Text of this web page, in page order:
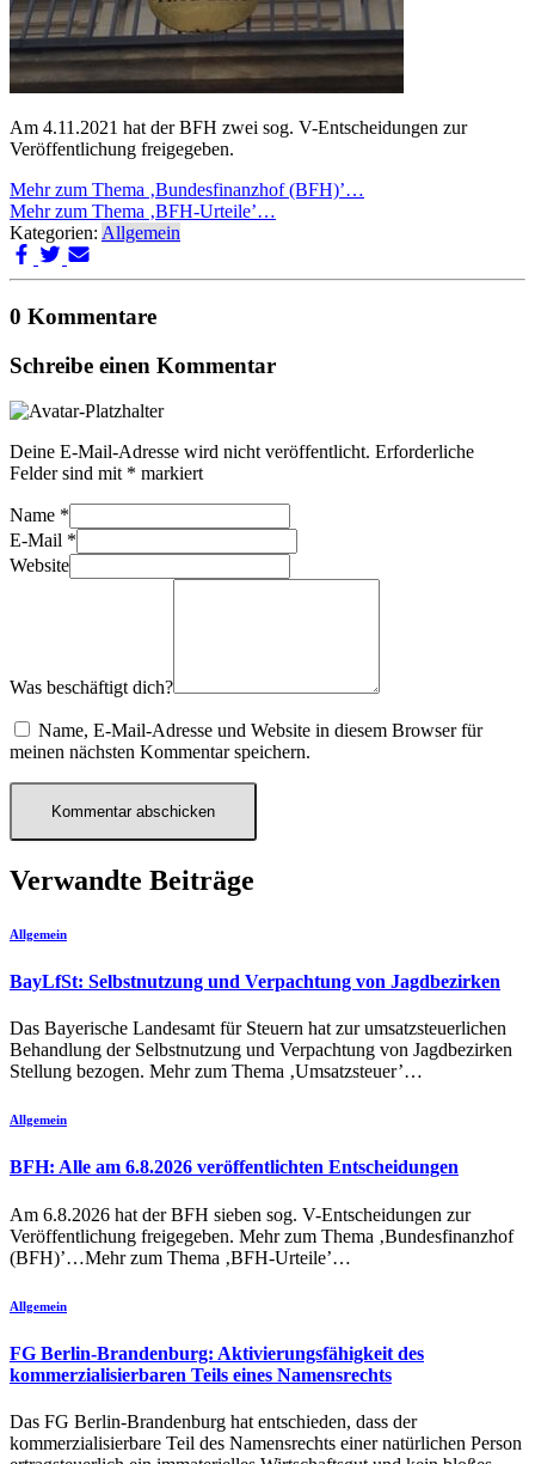
Am 4.11.2021 hat der BFH zwei sog. V-Entscheidungen zur
Veröffentlichung freigegeben.
Mehr zum Thema ‚Bundesfinanzhof (BFH)’…
Mehr zum Thema ‚BFH-Urteile’…
Kategorien: Allgemein
0 Kommentare
Schreibe einen Kommentar
Deine E-Mail-Adresse wird nicht veröffentlicht. Erforderliche
Felder sind mit * markiert
Name *
E-Mail *
Website
Was beschäftigt dich?
Name, E-Mail-Adresse und Website in diesem Browser für
meinen nächsten Kommentar speichern.
Verwandte Beiträge
Allgemein
BayLfSt: Selbstnutzung und Verpachtung von Jagdbezirken
Das Bayerische Landesamt für Steuern hat zur umsatzsteuerlichen
Behandlung der Selbstnutzung und Verpachtung von Jagdbezirken
Stellung bezogen. Mehr zum Thema ‚Umsatzsteuer’…
Allgemein
BFH: Alle am 6.8.2026 veröffentlichten Entscheidungen
Am 6.8.2026 hat der BFH sieben sog. V-Entscheidungen zur
Veröffentlichung freigegeben. Mehr zum Thema ‚Bundesfinanzhof
(BFH)’…Mehr zum Thema ‚BFH-Urteile’…
Allgemein
FG Berlin-Brandenburg: Aktivierungsfähigkeit des
kommerzialisierbaren Teils eines Namensrechts
Das FG Berlin-Brandenburg hat entschieden, dass der
kommerzialisierbare Teil des Namensrechts einer natürlichen Person